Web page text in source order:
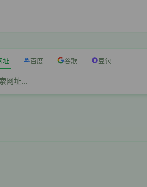
址 百度 谷歌 豆包